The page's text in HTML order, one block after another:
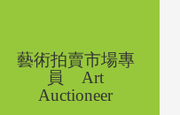
藝術拍賣市場專
員
Art
Auctioneer